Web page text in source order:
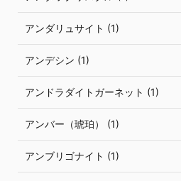
アンダリュサイト (1)
アンデシン (1)
アンドラダイトガーネット (1)
アンバー（琥珀） (1)
アンブリゴナイト (1)